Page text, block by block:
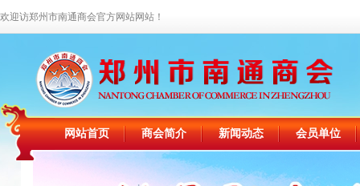
欢迎访郑州市南通商会官方网站网站！
网站首页 商会简介 新闻动态 会员单位